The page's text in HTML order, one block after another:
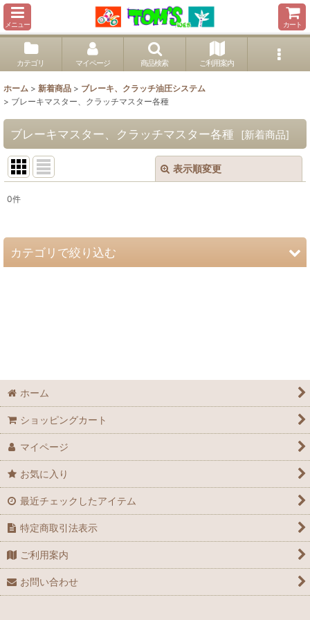
メニュー カート
カテゴリ マイページ 商品検索 ご利用案内
ホーム > 新着商品 > ブレーキ、クラッチ油圧システム
> ブレーキマスター、クラッチマスター各種
ブレーキマスター、クラッチマスター各種 [新着商品]
表示順変更
並び順 :
0件
カテゴリで絞り込む
ブレーキディスクプレート各種
ブレーキキャリパー各種
ブレーキキャリパーピストンシールキット、パーツ
ブレーキ・クラッチホース、パーツ
ホーム
ショッピングカート
マイページ
お気に入り
最近チェックしたアイテム
特定商取引法表示
ご利用案内
お問い合わせ